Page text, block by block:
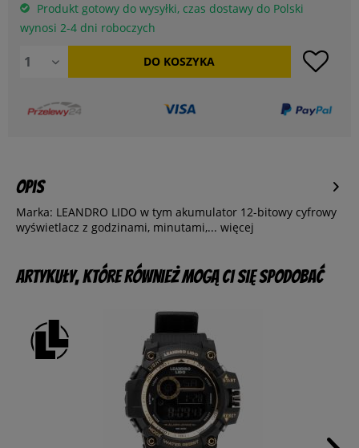
Produkt gotowy do wysyłki, czas dostawy do Polski
wynosi 2-4 dni roboczych
DO KOSZYKA
Opis
Marka: LEANDRO LIDO w tym akumulator 12-bitowy cyfrowy
wyświetlacz z godzinami, minutami,... więcej
Artykuły, które również mogą Ci się spodobać